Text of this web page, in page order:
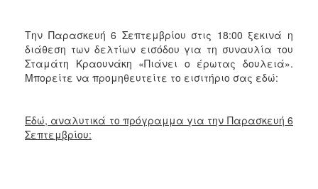
Την Παρασκευή 6 Σεπτεμβρίου στις 18:00 ξεκινά η
διάθεση των δελτίων εισόδου για τη συναυλία του
Σταμάτη Κραουνάκη «Πιάνει ο έρωτας δουλειά».
Μπορείτε να προμηθευτείτε το εισιτήριο σας εδώ:
Εδώ, αναλυτικά το πρόγραμμα για την Παρασκευή 6
Σεπτεμβρίου: